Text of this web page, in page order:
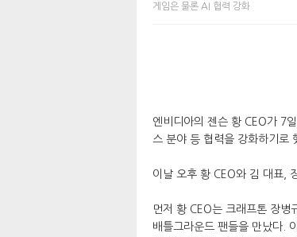
게임은 물론 AI 협력 강화
엔비디아의 젠슨 황 CEO가 7
스 분야 등 협력을 강화하기로
이날 오후 황 CEO와 김 대표,
먼저 황 CEO는 크래프톤 장병
배틀그라운드 팬들을 만났다.